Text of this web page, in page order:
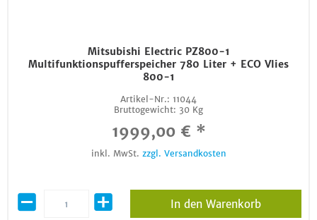
Mitsubishi Electric PZ800-1
Multifunktionspufferspeicher 780 Liter + ECO Vlies
800-1
Artikel-Nr.: 11044
Bruttogewicht: 30 Kg
1999,00 € *
inkl. MwSt. zzgl. Versandkosten
In den Warenkorb